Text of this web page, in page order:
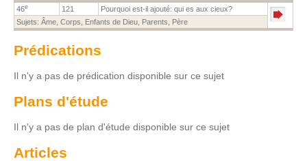
46e 121
Pourquoi est-il ajouté: qui es aux cieux?
Sujets: Âme Corps Enfants de Dieu Parents Père
Prédications
Il n'y a pas de prédication disponible sur ce sujet
Plans d'étude
Il n'y a pas de plan d'étude disponible sur ce sujet
Articles